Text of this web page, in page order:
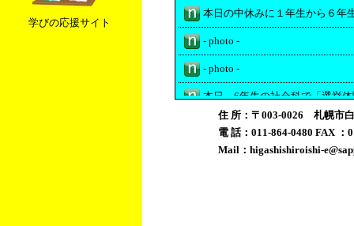
学びの応援サイト
- photo -
- photo -
- photo -
住 所：〒003-0026 札幌市
電 話：011-864-0480 FAX ：
Mail： higashishiroishi-